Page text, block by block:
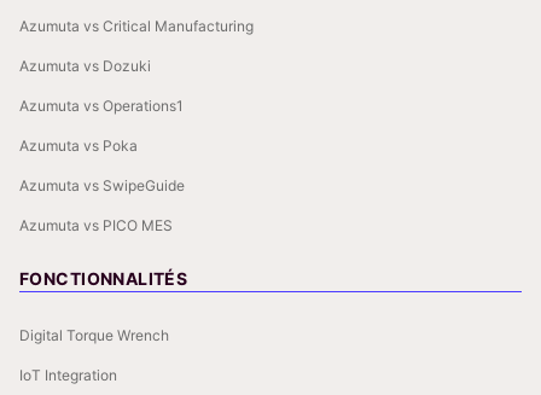
Azumuta vs Critical Manufacturing
Azumuta vs Dozuki
Azumuta vs Operations1
Azumuta vs Poka
Azumuta vs SwipeGuide
Azumuta vs PICO MES
FONCTIONNALITÉS
Digital Torque Wrench
IoT Integration